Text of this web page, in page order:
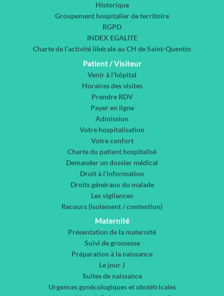
Historique
Groupement hospitalier de territoire
RGPD
INDEX EGALITE
Charte de l’activité libérale au CH de Saint-Quentin
Patient / Visiteur
Venir à l’hôpital
Horaires des visites
Prendre RDV
Payer en ligne
Admission
Votre hospitalisation
Votre confort
Charte du patient hospitalisé
Demander un dossier médical
Droit à l’information
Droits généraux du malade
Les vigilances
Recours (isolement / contention)
Maternité
Présentation de la maternité
Suivi de grossesse
Préparation à la naissance
Le jour J
Suites de naissance
Urgences gynécologiques et obstétricales